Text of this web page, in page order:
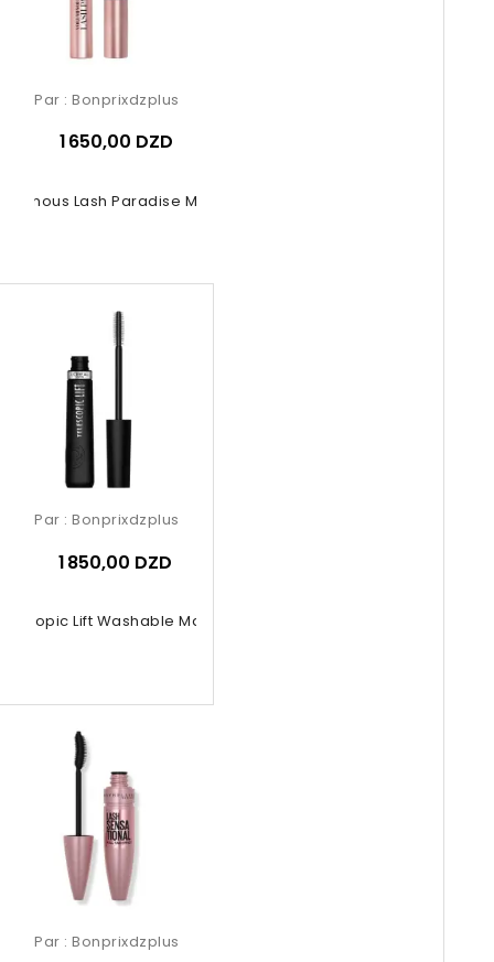
Lash Paradise Mascara
Par : Bonprixdzplus
1 650,00 DZD
Lift Washable Mascara
Par : Bonprixdzplus
1 850,00 DZD
Par : Bonprixdzplus